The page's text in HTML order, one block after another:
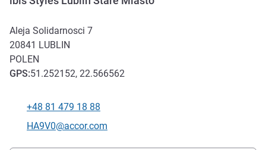
Aleja Solidarnosci 7
20841 LUBLIN
POLEN
GPS:51.252152, 22.566562
+48 81 479 18 88
Kontakt-E-Mail
HA9V0@accor.com